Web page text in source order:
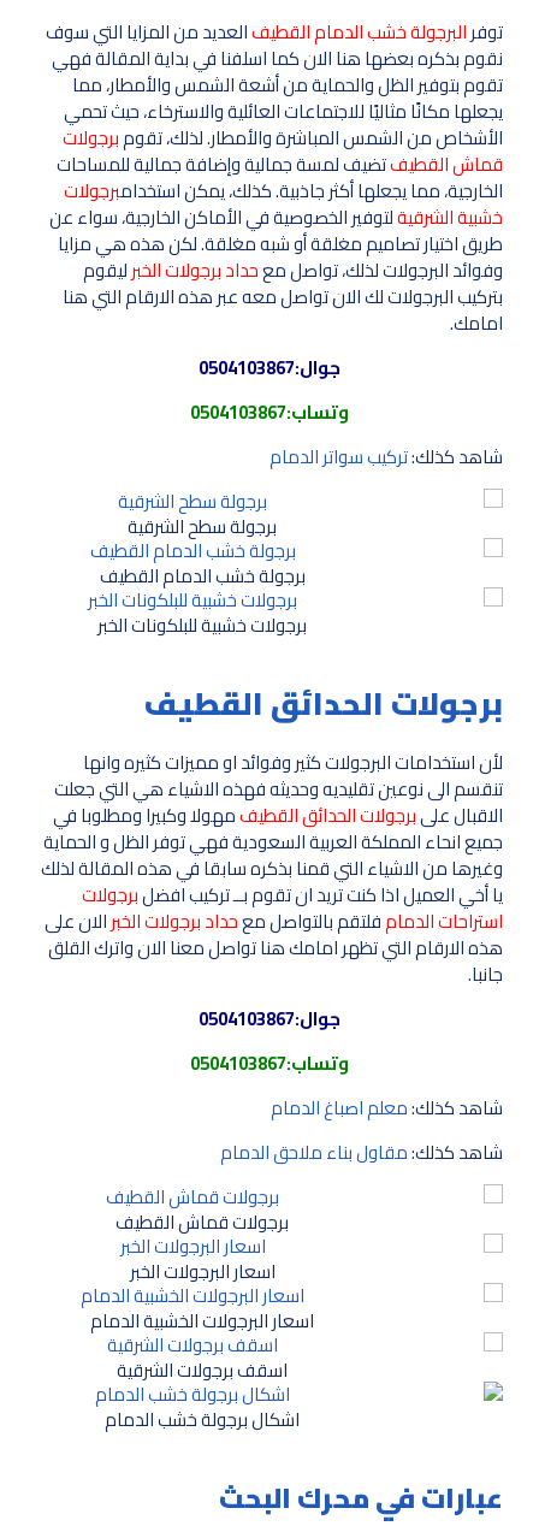
توفرالبرجولة خشب الدمام القطيفالعديد من المزايا التي سوف
نقوم بذكره بعضها هنا الان كما اسلفنا في بداية المقالة فهي
تقوم بتوفير الظل والحماية من أشعة الشمس والأمطار، مما
يجعلها مكانًا مثاليًا للاجتماعات العائلية والاسترخاء، حيث تحمي
الأشخاص من الشمس المباشرة والأمطار. لذلك، تقومبرجولات
قماش القطيفتضيف لمسة جمالية وإضافة جمالية للمساحات
الخارجية، مما يجعلها أكثر جاذبية. كذلك، يمكن استخدامبرجولات
خشبية الشرقيةلتوفير الخصوصية في الأماكن الخارجية، سواء عن
طريق اختيار تصاميم مغلقة أو شبه مغلقة. لكن هذه هي مزايا
وفوائد البرجولات لذلك، تواصل معحداد برجولات الخبرليقوم
بتركيب البرجولات لك الان تواصل معه عبر هذه الارقام التي هنا
امامك.
جوال:0504103867
وتساب:0504103867
شاهد كذلك:تركيب سواتر الدمام
برجولة سطح الشرقية
برجولة خشب الدمام القطيف
برجولات خشبية للبلكونات الخبر
برجولات الحدائق القطيف
لأن استخدامات البرجولات كثير وفوائد او مميزات كثيره وانها
تنقسم الى نوعين تقليديه وحديثه فهذه الاشياء هي التي جعلت
الاقبال علىبرجولات الحدائق القطيفمهولا وكبيرا ومطلوبا في
جميع انحاء المملكة العربية السعودية فهي توفر الظل و الحماية
وغيرها من الاشياء التي قمنا بذكره سابقا في هذه المقالة لذلك
يا أخي العميل اذا كنت تريد ان تقوم بــ تركيب افضلبرجولات
استراحات الدمامفلتقم بالتواصل معحداد برجولات الخبرالان على
هذه الارقام التي تظهر امامك هنا تواصل معنا الان واترك القلق
جانبا.
جوال:0504103867
وتساب:0504103867
شاهد كذلك:معلم اصباغ الدمام
شاهد كذلك:مقاول بناء ملاحق الدمام
برجولات قماش القطيف
اسعار البرجولات الخبر
اسعار البرجولات الخشبية الدمام
اسقف برجولات الشرقية
اشكال برجولة خشب الدمام
عبارات في محرك البحث